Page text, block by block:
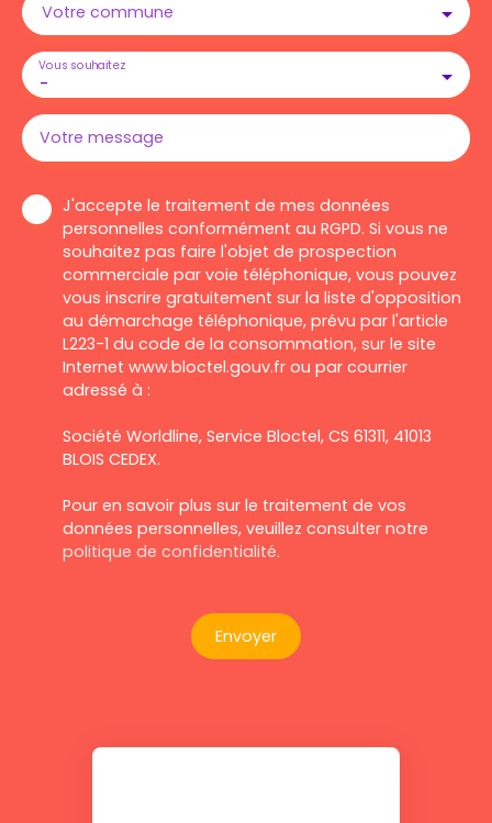
Votre commune
-
Vous souhaitez
Votre message
J'accepte le traitement de mes données
personnelles conformément au RGPD. Si vous ne
souhaitez pas faire l'objet de prospection
commerciale par voie téléphonique, vous pouvez
vous inscrire gratuitement sur la liste d'opposition
au démarchage téléphonique, prévu par l'article
L223-1 du code de la consommation, sur le site
Internet www.bloctel.gouv.fr ou par courrier
adressé à :
Société Worldline, Service Bloctel, CS 61311, 41013
BLOIS CEDEX.
Pour en savoir plus sur le traitement de vos
données personnelles, veuillez consulter notre
politique de confidentialité.
Envoyer